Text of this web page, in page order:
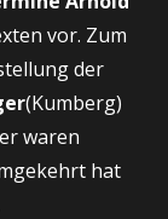
vor. Zum
der
(Kumberg)
waren
hat